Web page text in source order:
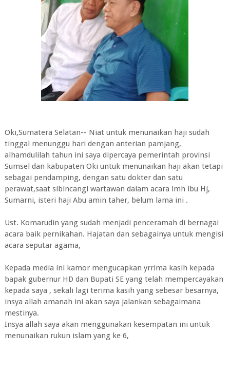
Oki,Sumatera Selatan-- Niat untuk menunaikan haji sudah
tinggal menunggu hari dengan anterian pamjang,
alhamdulilah tahun ini saya dipercaya pemerintah provinsi
Sumsel dan kabupaten Oki untuk menunaikan haji akan tetapi
sebagai pendamping, dengan satu dokter dan satu
perawat,saat sibincangi wartawan dalam acara lmh ibu Hj,
Sumarni, isteri haji Abu amin taher, belum lama ini .
Ust. Komarudin yang sudah menjadi penceramah di bernagai
acara baik pernikahan. Hajatan dan sebagainya untuk mengisi
acara seputar agama,
Kepada media ini kamor mengucapkan yrrima kasih kepada
bapak gubernur HD dan Bupati SE yang telah mempercayakan
kepada saya , sekali lagi terima kasih yang sebesar besarnya,
insya allah amanah ini akan saya jalankan sebagaimana
mestinya.
Insya allah saya akan menggunakan kesempatan ini untuk
menunaikan rukun islam yang ke 6,